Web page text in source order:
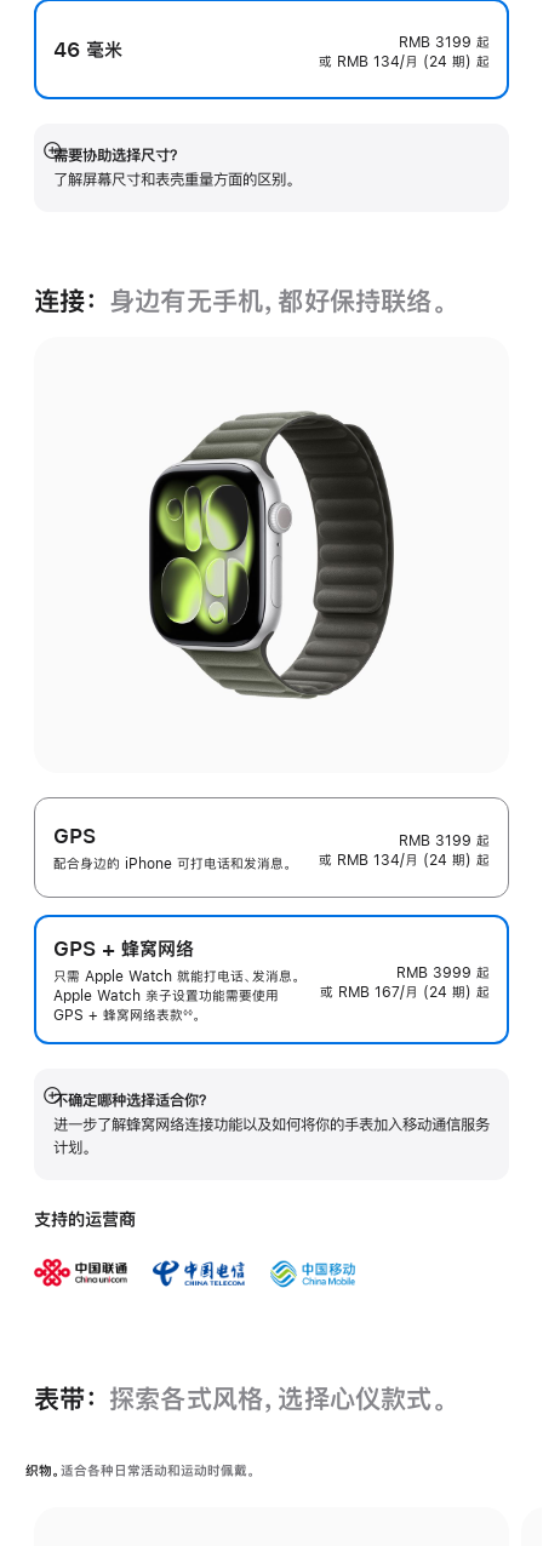
46 毫米 RMB 3199 起
或 RMB 134/月 (24 期) 起
需要协助选择尺寸？
了解屏幕尺寸和表壳重量方面的区别。
展
开
连接： 身边有无手机，都好保持联络。
GPS
配合身边的 iPhone 可打电话和发消息。
RMB 3199 起
或 RMB 134/月 (24 期) 起
GPS + 蜂窝网络
只需 Apple Watch 就能打电话、发消息。
Apple Watch 亲子设置功能需要使用
GPS + 蜂窝网络表款◊◊。
RMB 3999 起
或 RMB 167/月 (24 期) 起
不确定哪种选择适合你？
进一步了解蜂窝网络连接功能以及如何将你的手表加入移动通信服务
计划。
展
开
支持的运营商
表带： 探索各式风格，选择心仪款式。
织物。 适合各种日常活动和运动时佩戴。